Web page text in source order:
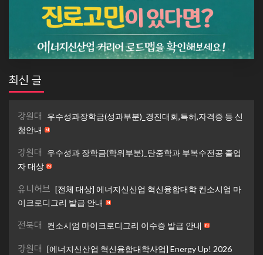
최신 글
강원대
우수성과장학금(성과부분)_경진대회,특허,자격증 등 신
청안내
강원대
우수성과 장학금(학위부분)_탄중학과 부복수전공 졸업
자 대상
유니허브 [전체 대상] 에너지신산업 혁신융합대학 컨소시엄 마
이크로디그리 발급 안내
전북대 컨소시엄 마이크로디그리 이수증 발급 안내
강원대 [에너지신산업 혁신융합대학사업] Energy Up! 2026